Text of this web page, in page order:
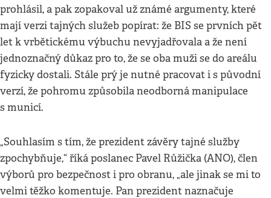
prohlásil, a pak zopakoval už známé argumenty, které
mají verzi tajných služeb popírat: že BIS se prvních pět
let k vrbětickému výbuchu nevyjadřovala a že není
jednoznačný důkaz pro to, že se oba muži se do areálu
fyzicky dostali. Stále prý je nutné pracovat i s původní
verzí, že pohromu způsobila neodborná manipulace
s municí.
„Souhlasím s tím, že prezident závěry tajné služby
zpochybňuje,“ říká poslanec Pavel Růžička (ANO), člen
výborů pro bezpečnost i pro obranu, „ale jinak se mi to
velmi těžko komentuje. Pan prezident naznačuje